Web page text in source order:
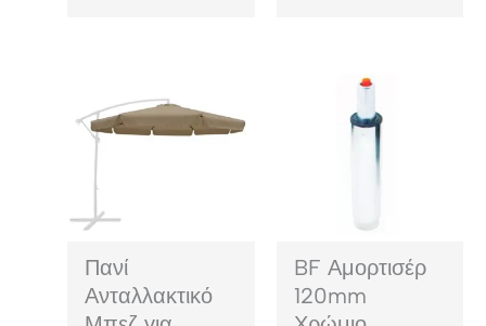
Πανί
Ανταλλακτικό
BF Αμορτισέρ
120mm